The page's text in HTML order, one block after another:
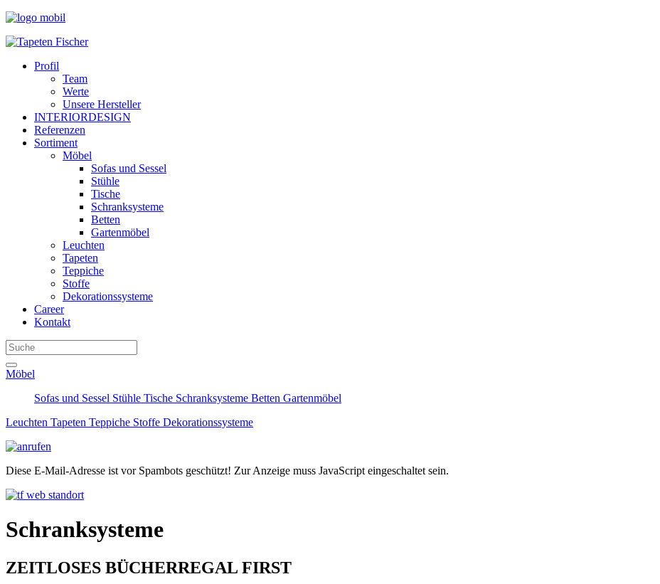
Profil
Team
Werte
Unsere Hersteller
INTERIORDESIGN
Referenzen
Sortiment
Möbel
Sofas und Sessel
Stühle
Tische
Schranksysteme
Betten
Gartenmöbel
Leuchten
Tapeten
Teppiche
Stoffe
Dekorationssysteme
Career
Kontakt
Möbel
Sofas und Sessel Stühle Tische Schranksysteme Betten Gartenmöbel
Leuchten Tapeten Teppiche Stoffe Dekorationssysteme
Diese E-Mail-Adresse ist vor Spambots geschützt! Zur Anzeige muss JavaScript eingeschaltet sein.
Schranksysteme
ZEITLOSES BÜCHERREGAL FIRST